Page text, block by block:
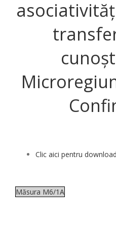
Clic aici pentru
Măsura M6/1A